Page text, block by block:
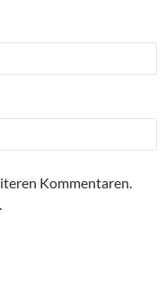
Kommentaren.
.